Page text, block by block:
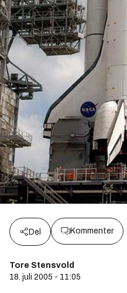
Del Kommenter
Tore Stensvold
18. juli 2005 - 11:05